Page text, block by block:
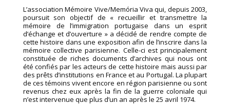
L’association Mémoire Vive/Memória Viva qui, depuis 2003,
poursuit son objectif de « recueillir et transmettre la
mémoire de l’immigration portugaise dans un esprit
d’échange et d’ouverture » a décidé de rendre compte de
cette histoire dans une exposition afin de l’inscrire dans la
mémoire collective parisienne. Celle-ci est principalement
constituée de riches documents d’archives qui nous ont
été confiés par les acteurs de cette histoire mais aussi par
des prêts d’institutions en France et au Portugal. La plupart
de ces témoins vivent encore en région parisienne ou sont
revenus chez eux après la fin de la guerre coloniale qui
n’est intervenue que plus d’un an après le 25 avril 1974.